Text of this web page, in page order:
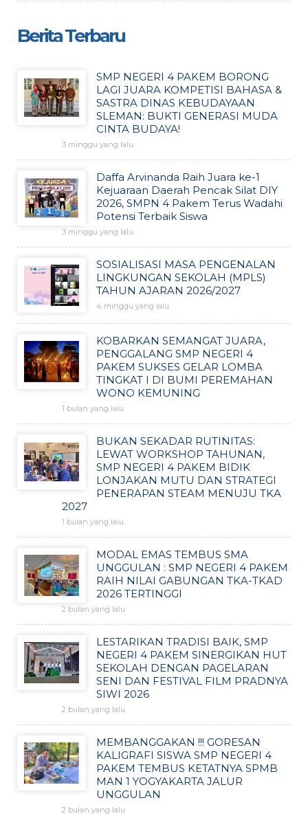
Berita Terbaru
SMP NEGERI 4 PAKEM BORONG
LAGI JUARA KOMPETISI BAHASA &
SASTRA DINAS KEBUDAYAAN
SLEMAN: BUKTI GENERASI MUDA
CINTA BUDAYA!
3 minggu yang lalu
Daffa Arvinanda Raih Juara ke-1
Kejuaraan Daerah Pencak Silat DIY
2026, SMPN 4 Pakem Terus Wadahi
Potensi Terbaik Siswa
3 minggu yang lalu
SOSIALISASI MASA PENGENALAN
LINGKUNGAN SEKOLAH (MPLS)
TAHUN AJARAN 2026/2027
4 minggu yang lalu
KOBARKAN SEMANGAT JUARA,
PENGGALANG SMP NEGERI 4
PAKEM SUKSES GELAR LOMBA
TINGKAT I DI BUMI PEREMAHAN
WONO KEMUNING
1 bulan yang lalu
BUKAN SEKADAR RUTINITAS:
LEWAT WORKSHOP TAHUNAN,
SMP NEGERI 4 PAKEM BIDIK
LONJAKAN MUTU DAN STRATEGI
PENERAPAN STEAM MENUJU TKA
2027
1 bulan yang lalu
MODAL EMAS TEMBUS SMA
UNGGULAN : SMP NEGERI 4 PAKEM
RAIH NILAI GABUNGAN TKA-TKAD
2026 TERTINGGI
2 bulan yang lalu
LESTARIKAN TRADISI BAIK, SMP
NEGERI 4 PAKEM SINERGIKAN HUT
SEKOLAH DENGAN PAGELARAN
SENI DAN FESTIVAL FILM PRADNYA
SIWI 2026
2 bulan yang lalu
MEMBANGGAKAN !!! GORESAN
KALIGRAFI SISWA SMP NEGERI 4
PAKEM TEMBUS KETATNYA SPMB
MAN 1 YOGYAKARTA JALUR
UNGGULAN
2 bulan yang lalu